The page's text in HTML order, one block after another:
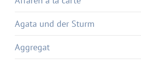
Agata und der Sturm
Aggregat